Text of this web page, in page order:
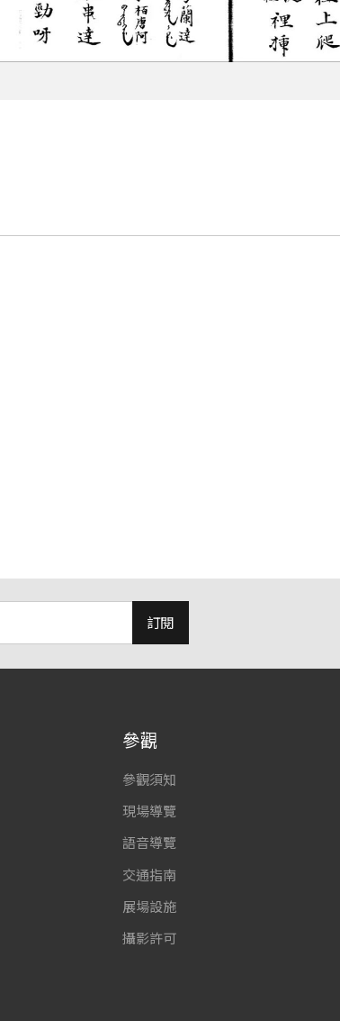
訂閱
參觀
參觀須知
現場導覽
語音導覽
交通指南
展場設施
攝影許可